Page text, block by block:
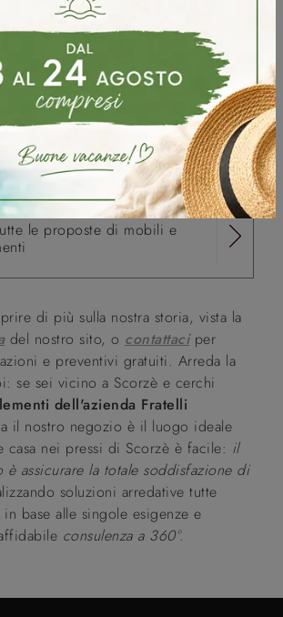
professionalità e dedizione nel campo
ed efficienza di servizi e progetti
alle richieste di ogni cliente,
del design e delle moderne esigenze
di ogni progetto: arreda la tua
pressi di Scorzè
le proposte di mobili e
di più sulla nostra storia, vista la
del nostro sito, o contattaciper
e preventivi gratuiti. Arreda la
se sei vicino a Scorzè e cerchi
dell'azienda Fratelli
il nostro negozio è il luogo ideale
casa nei pressi di Scorzè è facile: il
assicurare la totale soddisfazione di
soluzioni arredative tutte
base alle singole esigenze e
consulenza a 360°.